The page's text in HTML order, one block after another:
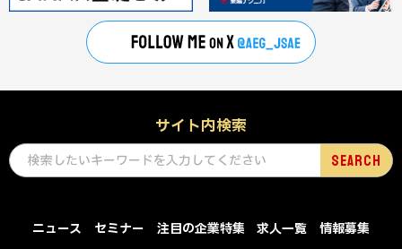
サイト内検索
ニュース セミナー 注目の企業特集 求人一覧 情報募集